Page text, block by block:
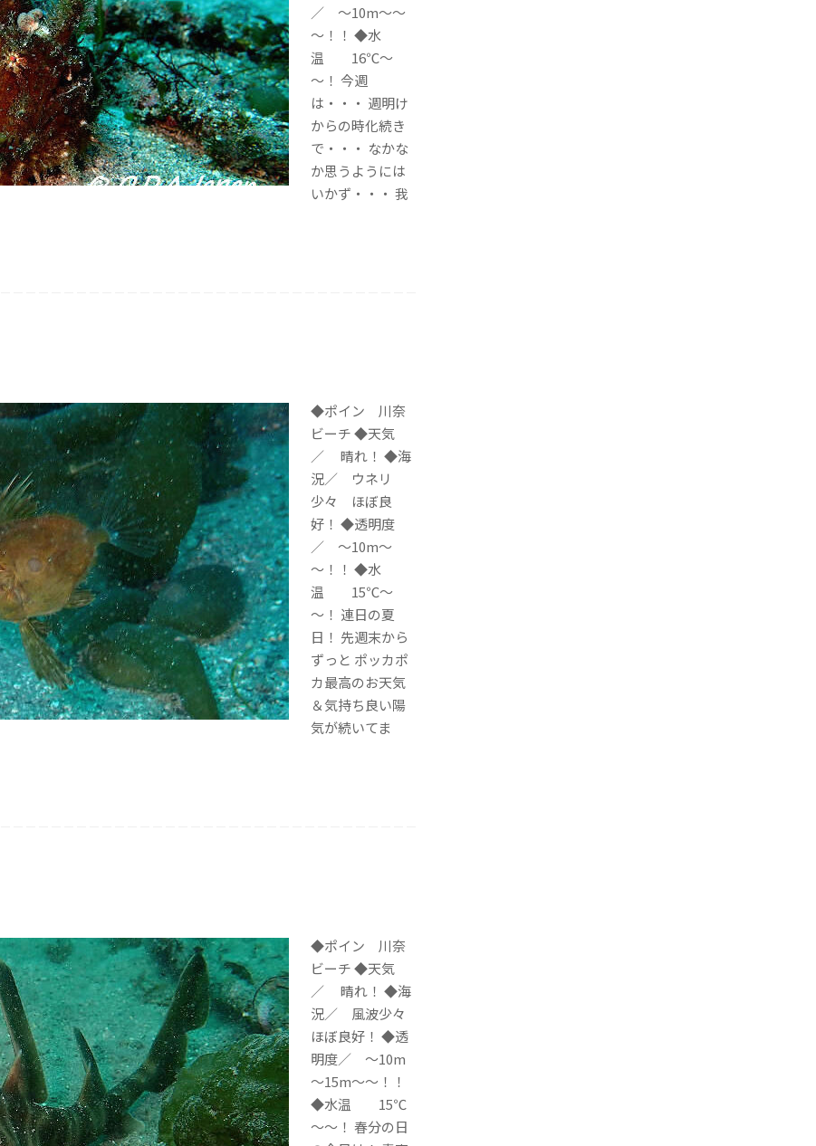
／ ～10m～～
～！！ ◆水
温 16℃～
～！ 今週
は・・・ 週明け
からの時化続き
で・・・ なかな
か思うようには
いかず・・・ 我
◆ポイン 川奈
ビーチ ◆天気
／ 晴れ！ ◆海
況／ ウネリ
少々 ほぼ良
好！ ◆透明度
／ ～10m～
～！！ ◆水
温 15℃～
～！ 連日の夏
日！ 先週末から
ずっと ポッカポ
カ最高のお天気
＆気持ち良い陽
気が続いてま
◆ポイン 川奈
ビーチ ◆天気
／ 晴れ！ ◆海
況／ 風波少々
ほぼ良好！ ◆透
明度／ ～10m
～15m～～！！
◆水温 15℃
～～！ 春分の日